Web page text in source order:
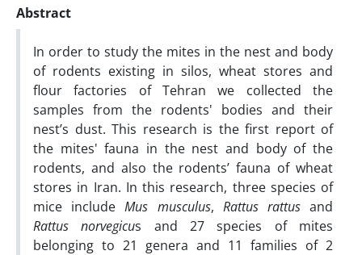
Abstract
In order to study the mites in the nest and body
of rodents existing in silos, wheat stores and
flour factories of Tehran we collected the
samples from the rodents' bodies and their
nest’s dust. This research is the first report of
the mites' fauna in the nest and body of the
rodents, and also the rodents’ fauna of wheat
stores in Iran. In this research, three species of
mice include Mus musculus, Rattus rattusand
Rattus norvegicus and 27 species of mites
belonging to 21 genera and 11 families of 2